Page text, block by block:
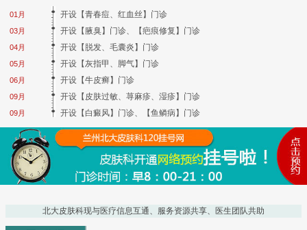
01月
03月
04月
05月
06月
09月
09月
开设【青春痘、红血丝】门诊
开设【腋臭】门诊、【疤痕修复】门诊
开设【脱发、毛囊炎】门诊
开设【灰指甲、脚气】门诊
开设【牛皮癣】门诊
开设【皮肤过敏、荨麻疹、湿疹】门诊
开设【白癜风】门诊、【鱼鳞病】门诊
北大皮肤科现与医疗信息互通、服务资源共享、医生团队共助